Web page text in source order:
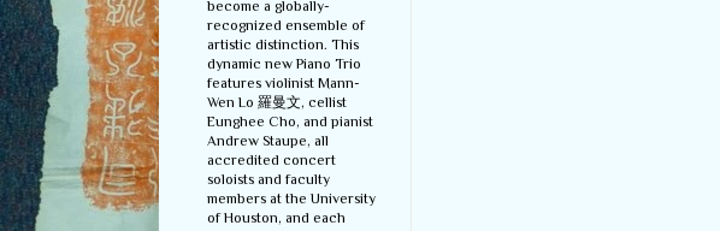
become a globally-
recognized ensemble of
artistic distinction. This
dynamic new Piano Trio
features violinist Mann-
Wen Lo 羅曼文, cellist
Eunghee Cho, and pianist
Andrew Staupe, all
accredited concert
soloists and faculty
members at the University
of Houston, and each